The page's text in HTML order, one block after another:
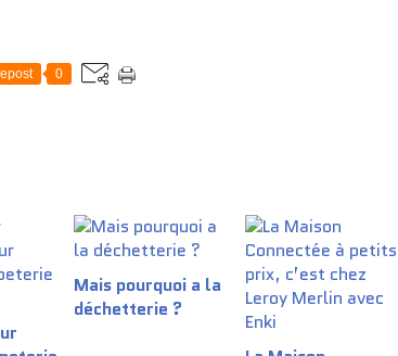
0
Mais pourquoi a la
déchetterie ?